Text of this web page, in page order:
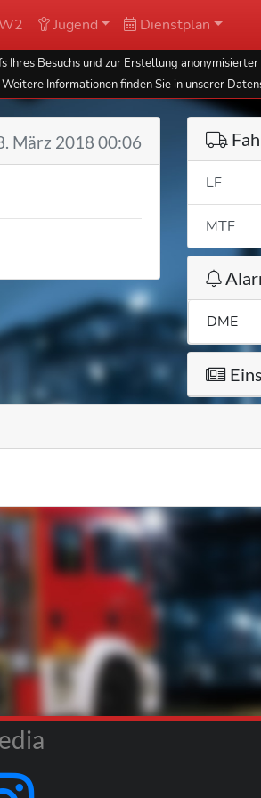
Jugend Dienstplan
Besuchs und zur Erstellung
Informationen finden Sie in unserer
März 2018 00:06
LF
MTF
DME